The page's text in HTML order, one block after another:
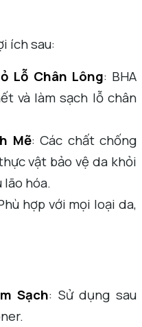
ích sau:
Lỗ Chân Lông: BHA
và làm sạch lỗ chân
Mẽ: Các chất chống
vật bảo vệ da khỏi
hóa.
hợp với mọi loại da,
Sạch: Sử dụng sau